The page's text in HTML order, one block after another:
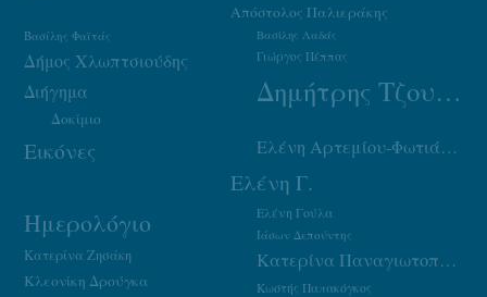
Απόστολος Παλιεράκης
Βασίλης Λαδάς
Βασίλης Φαϊτάς
Γιώργος Πέππας
Δήμος Χλωπτσιούδης
Δημήτρης Τζουμάκας
Διήγημα
Δοκίμιο
Εικόνες Ελένη Αρτεμίου-Φωτιάδου
Ελένη Γ.
Ελένη Γούλα
Ημερολόγιο Ιάσων Δεπούντης
Κατερίνα Ζησάκη Κατερίνα Παναγιωτοπούλου
Κλεονίκη Δρούγκα Κωστής Παπακόγκος